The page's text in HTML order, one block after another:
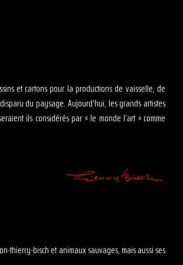
et cartons pour la productions de vaisselle, de
du paysage. Aujourd’hui, les grands artistes
ils considérés par « le monde l’art » comme
thierry-bisch et animaux sauvages, mais aussi ses